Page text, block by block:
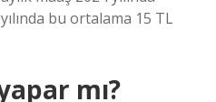
bu ortalama 15 TL
mı?